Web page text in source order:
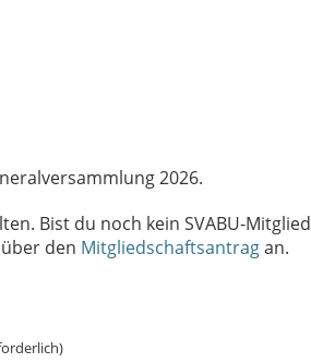
2026.
Bist du noch kein SVABU-Mitglied
den Mitgliedschaftsantragan.